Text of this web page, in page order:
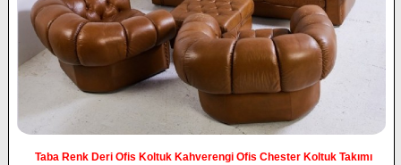
Taba Renk Deri Ofis Koltuk Kahverengi Ofis Chester Koltuk Takımı